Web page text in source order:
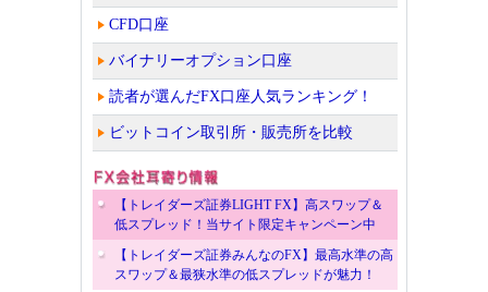
CFD口座
バイナリーオプション口座
読者が選んだFX口座人気ランキング！
ビットコイン取引所・販売所を比較
【トレイダーズ証券LIGHT FX】高スワップ＆
低スプレッド！当サイト限定キャンペーン中
【トレイダーズ証券みんなのFX】最高水準の高
スワップ＆最狭水準の低スプレッドが魅力！